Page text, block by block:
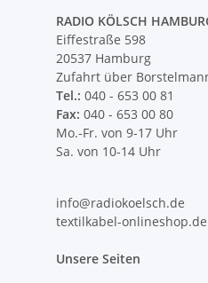
RADIO KÖLSCH
Eiffestraße 598
20537 Hamburg
Zufahrt über
Tel.: 040 - 653 00 81
Fax: 040 - 653 00 80
Mo.-Fr. von 9-17 Uhr
Sa. von 10-14 Uhr
info@radiokoelsch.de
textilkabel-onlineshop.de
Unsere Seiten